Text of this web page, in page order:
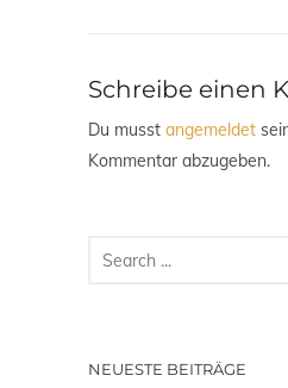
Schreibe einen
Du musst angemeldet
Kommentar abzugeben.
NEUESTE BEITRÄGE